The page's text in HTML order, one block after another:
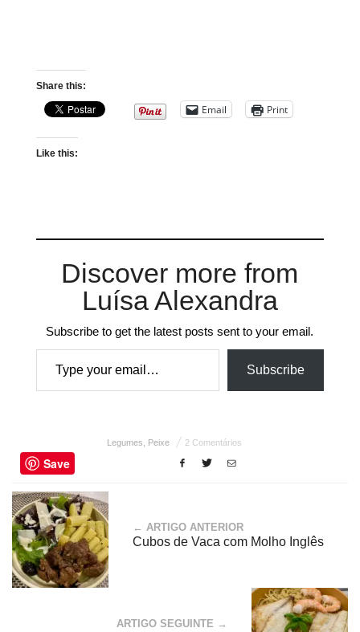
Share this:
Email Print
Like this:
Discover more from
Luísa Alexandra
Subscribe to get the latest posts sent to your email.
Type your email…
Subscribe
Legumes Peixe 2 Comentários
Save
← ARTIGO ANTERIOR
Cubos de Vaca com Molho Inglês
ARTIGO SEGUINTE →